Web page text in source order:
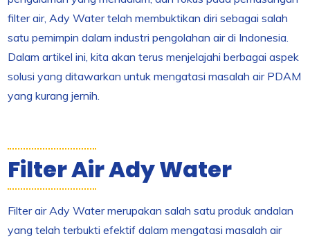
filter air, Ady Water telah membuktikan diri sebagai salah
satu pemimpin dalam industri pengolahan air di Indonesia.
Dalam artikel ini, kita akan terus menjelajahi berbagai aspek
solusi yang ditawarkan untuk mengatasi masalah air PDAM
yang kurang jernih.
Filter Air Ady Water
Filter air Ady Water merupakan salah satu produk andalan
yang telah terbukti efektif dalam mengatasi masalah air